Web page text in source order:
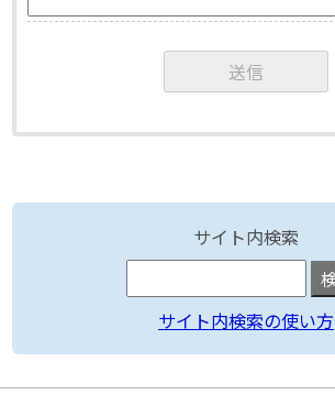
サイト内検索
サイト内検索の使い方